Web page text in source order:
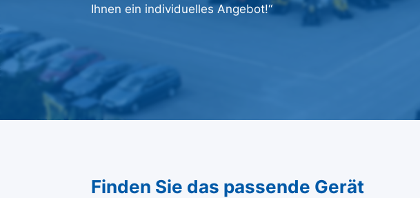
Ihnen ein individuelles Angebot!“
Finden Sie das passende Gerät